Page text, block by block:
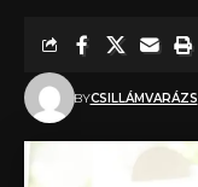
BYCSILLÁMVARÁZS